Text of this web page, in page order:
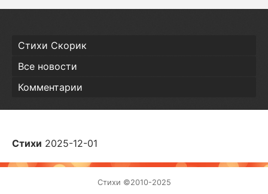
Стихи Скорик
Все новости
Комментарии
Стихи 2025-12-01
Стихи ©2010-2025